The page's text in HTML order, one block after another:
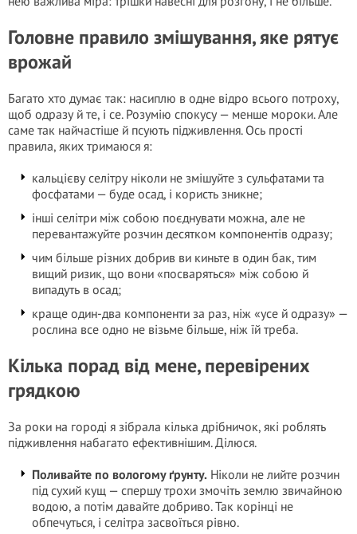
Головне правило змішування, яке рятує
врожай
Багато хто думає так: насиплю в одне відро всього потроху,
щоб одразу й те, і се. Розумію спокусу — менше мороки. Але
саме так найчастіше й псують підживлення. Ось прості
правила, яких тримаюся я:
кальцієву селітру ніколи не змішуйте з сульфатами та
фосфатами — буде осад, і користь зникне;
інші селітри між собою поєднувати можна, але не
перевантажуйте розчин десятком компонентів одразу;
чим більше різних добрив ви киньте в один бак, тим
вищий ризик, що вони «посваряться» між собою й
випадуть в осад;
краще один-два компоненти за раз, ніж «усе й одразу» —
рослина все одно не візьме більше, ніж їй треба.
Кілька порад від мене, перевірених
грядкою
За роки на городі я зібрала кілька дрібничок, які роблять
підживлення набагато ефективнішим. Ділюся.
Поливайте по вологому ґрунту. Ніколи не лийте розчин
під сухий кущ — спершу трохи змочіть землю звичайною
водою, а потім давайте добриво. Так корінці не
обпечуться, і селітра засвоїться рівно.